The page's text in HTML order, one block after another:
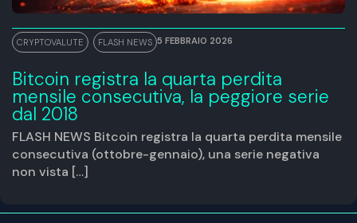
CRYPTOVALUTE FLASH NEWS 5 FEBBRAIO 2026
Bitcoin registra la quarta perdita
mensile consecutiva, la peggiore serie
dal 2018
FLASH NEWS Bitcoin registra la quarta perdita mensile
consecutiva (ottobre-gennaio), una serie negativa
non vista […]